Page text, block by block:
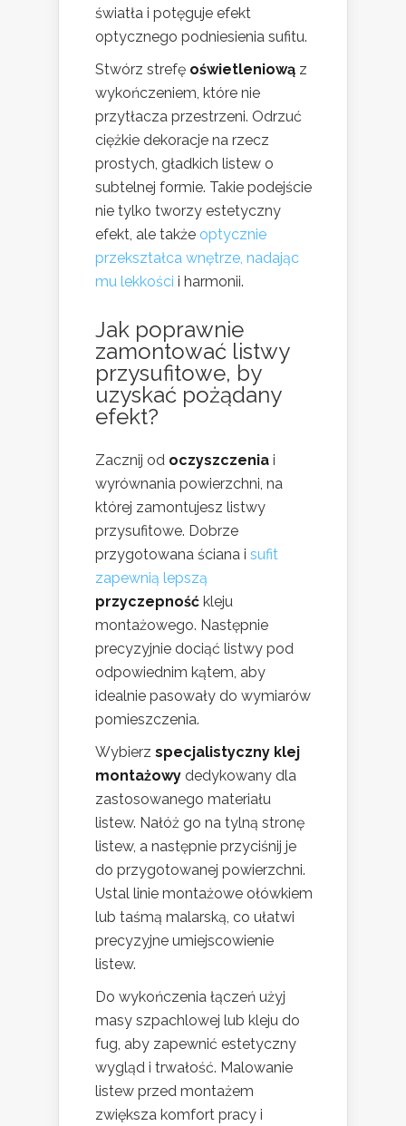
światła i potęguje efekt
optycznego podniesienia sufitu.
Stwórz strefę oświetleniową z
wykończeniem, które nie
przytłacza przestrzeni. Odrzuć
ciężkie dekoracje na rzecz
prostych, gładkich listew o
subtelnej formie. Takie podejście
nie tylko tworzy estetyczny
efekt, ale także optycznie
przekształca wnętrze, nadając
mu lekkości i harmonii.
Jak poprawnie
zamontować listwy
przysufitowe, by
uzyskać pożądany
efekt?
Zacznij od oczyszczenia i
wyrównania powierzchni, na
której zamontujesz listwy
przysufitowe. Dobrze
przygotowana ściana i sufit
zapewnią lepszą
przyczepność kleju
montażowego. Następnie
precyzyjnie dociąć listwy pod
odpowiednim kątem, aby
idealnie pasowały do wymiarów
pomieszczenia.
Wybierz specjalistyczny klej
montażowy dedykowany dla
zastosowanego materiału
listew. Nałóż go na tylną stronę
listew, a następnie przyciśnij je
do przygotowanej powierzchni.
Ustal linie montażowe ołówkiem
lub taśmą malarską, co ułatwi
precyzyjne umiejscowienie
listew.
Do wykończenia łączeń użyj
masy szpachlowej lub kleju do
fug, aby zapewnić estetyczny
wygląd i trwałość. Malowanie
listew przed montażem
zwiększa komfort pracy i